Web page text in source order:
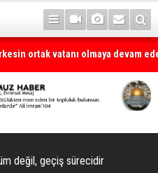
ortak vatanı olmaya devam
değil, geçiş sürecidir